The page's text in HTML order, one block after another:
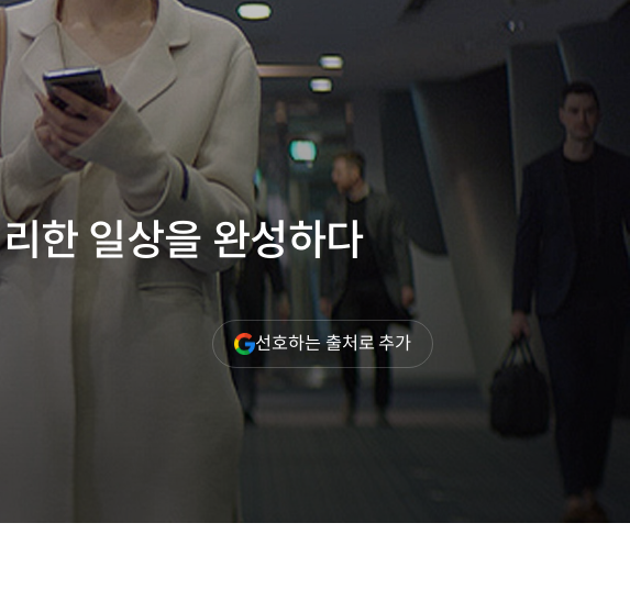
한 일상을 완성하다
선호하는 출처로 추가(새
창